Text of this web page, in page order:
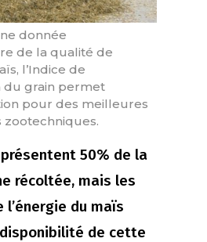
donnée
de la qualité de
l’Indice de
du grain permet
pour des meilleures
50% de la
récoltée, mais les
du maïs
de cette